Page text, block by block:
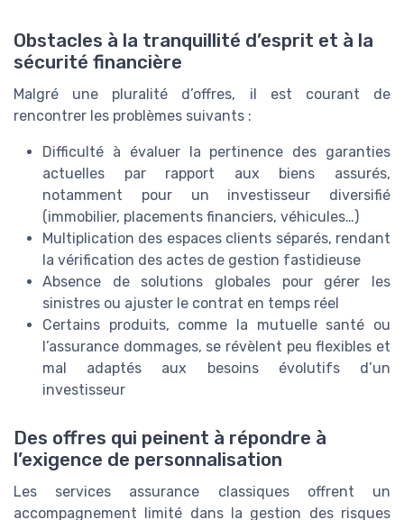
Obstacles à la tranquillité d’esprit et à la
sécurité financière
Malgré une pluralité d’offres, il est courant de
rencontrer les problèmes suivants :
Difficulté à évaluer la pertinence des garanties
actuelles par rapport aux biens assurés,
notamment pour un investisseur diversifié
(immobilier, placements financiers, véhicules…)
Multiplication des espaces clients séparés, rendant
la vérification des actes de gestion fastidieuse
Absence de solutions globales pour gérer les
sinistres ou ajuster le contrat en temps réel
Certains produits, comme la mutuelle santé ou
l’assurance dommages, se révèlent peu flexibles et
mal adaptés aux besoins évolutifs d’un
investisseur
Des offres qui peinent à répondre à
l’exigence de personnalisation
Les services assurance classiques offrent un
accompagnement limité dans la gestion des risques